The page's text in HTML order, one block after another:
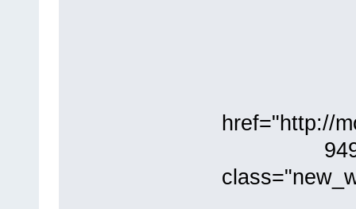
href="http://